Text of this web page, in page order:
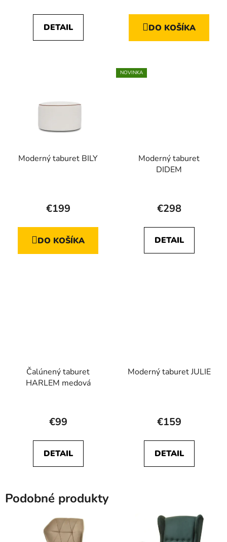
DETAIL DO KOŠÍKA
Moderný taburet BILY
€199
DO KOŠÍKA
NOVINKA
Moderný taburet
DIDEM
€298
DETAIL
Čalúnený taburet
HARLEM medová
€99
DETAIL
Moderný taburet JULIE
hodnotenie
je
5,0
€159
DETAIL
Podobné produkty